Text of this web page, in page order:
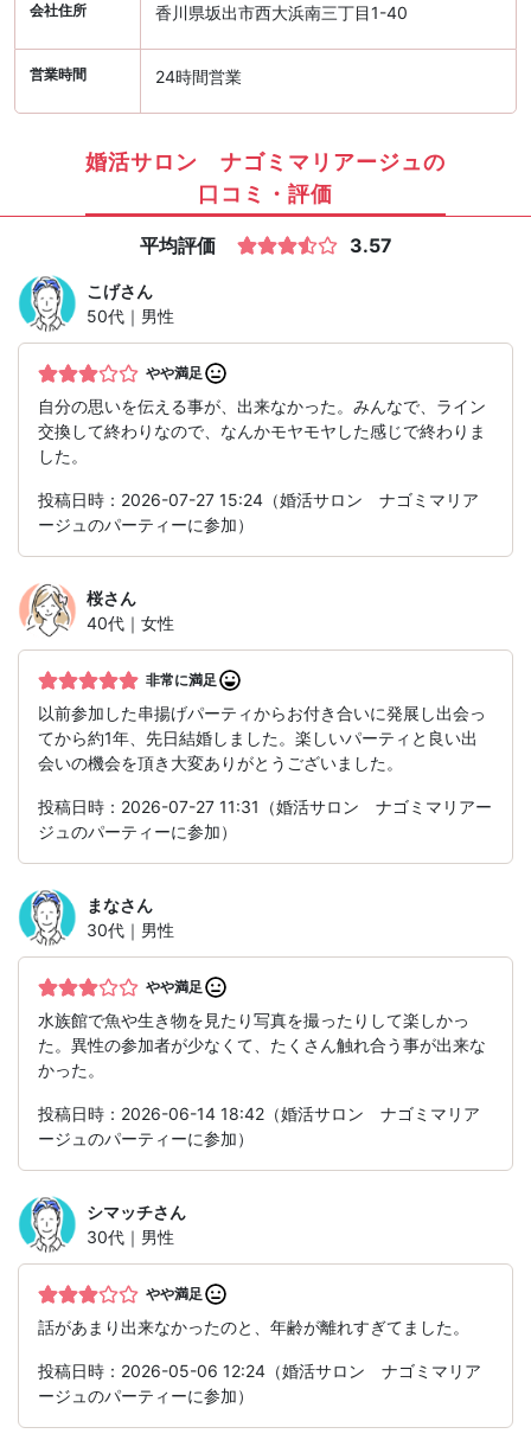
会社住所 香川県坂出市西大浜南三丁目1-40
営業時間 24時間営業
婚活サロン ナゴミマリアージュの
口コミ・評価
平均評価 3.57
こげさん
50代｜男性
やや満足
自分の思いを伝える事が、出来なかった。みんなで、ライン
交換して終わりなので、なんかモヤモヤした感じで終わりま
した。
投稿日時：2026-07-27 15:24（婚活サロン ナゴミマリア
ージュのパーティーに参加）
桜さん
40代｜女性
非常に満足
以前参加した串揚げパーティからお付き合いに発展し出会っ
てから約1年、先日結婚しました。楽しいパーティと良い出
会いの機会を頂き大変ありがとうございました。
投稿日時：2026-07-27 11:31（婚活サロン ナゴミマリアー
ジュのパーティーに参加）
まなさん
30代｜男性
やや満足
水族館で魚や生き物を見たり写真を撮ったりして楽しかっ
た。異性の参加者が少なくて、たくさん触れ合う事が出来な
かった。
投稿日時：2026-06-14 18:42（婚活サロン ナゴミマリア
ージュのパーティーに参加）
シマッチさん
30代｜男性
やや満足
話があまり出来なかったのと、年齢が離れすぎてました。
投稿日時：2026-05-06 12:24（婚活サロン ナゴミマリア
ージュのパーティーに参加）